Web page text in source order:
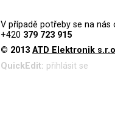
V případě potřeby se na
+420 379 723 915
© 2013 ATD Elektronik
QuickEdit: přihlásit se